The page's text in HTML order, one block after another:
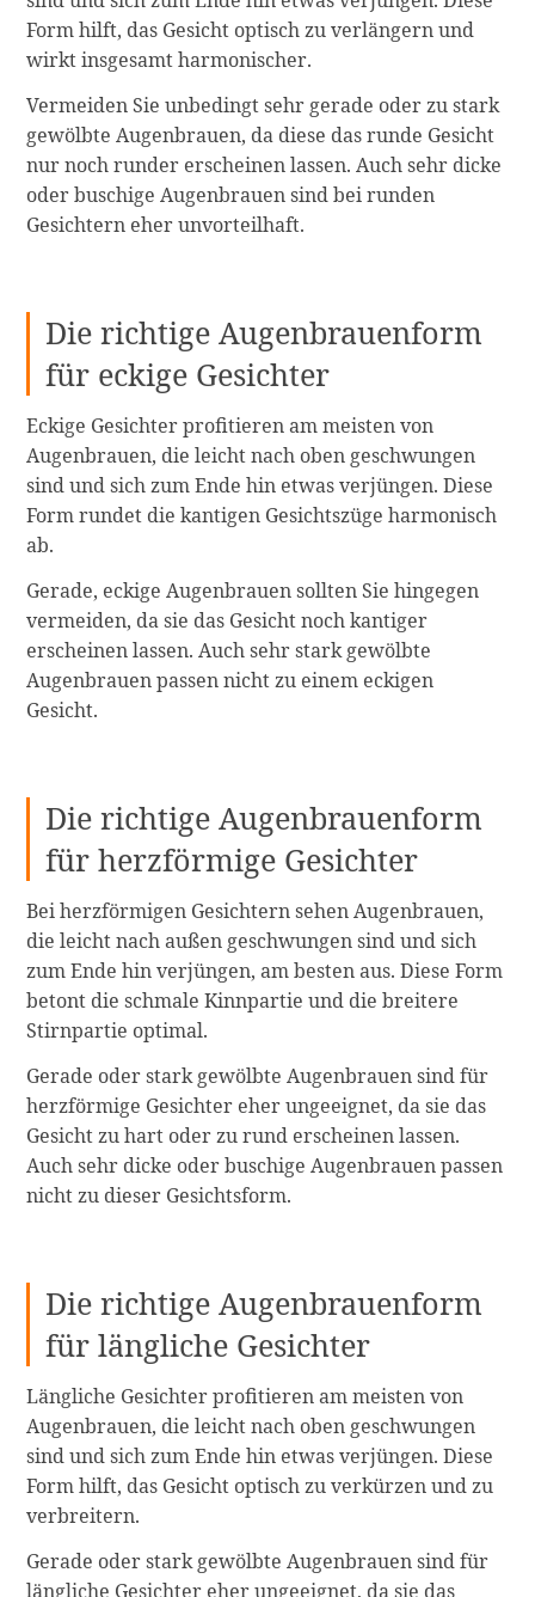
Form hilft, das Gesicht optisch zu verlängern und
wirkt insgesamt harmonischer.
Vermeiden Sie unbedingt sehr gerade oder zu stark
gewölbte Augenbrauen, da diese das runde Gesicht
nur noch runder erscheinen lassen. Auch sehr dicke
oder buschige Augenbrauen sind bei runden
Gesichtern eher unvorteilhaft.
Die richtige Augenbrauenform
für eckige Gesichter
Eckige Gesichter profitieren am meisten von
Augenbrauen, die leicht nach oben geschwungen
sind und sich zum Ende hin etwas verjüngen. Diese
Form rundet die kantigen Gesichtszüge harmonisch
ab.
Gerade, eckige Augenbrauen sollten Sie hingegen
vermeiden, da sie das Gesicht noch kantiger
erscheinen lassen. Auch sehr stark gewölbte
Augenbrauen passen nicht zu einem eckigen
Gesicht.
Die richtige Augenbrauenform
für herzförmige Gesichter
Bei herzförmigen Gesichtern sehen Augenbrauen,
die leicht nach außen geschwungen sind und sich
zum Ende hin verjüngen, am besten aus. Diese Form
betont die schmale Kinnpartie und die breitere
Stirnpartie optimal.
Gerade oder stark gewölbte Augenbrauen sind für
herzförmige Gesichter eher ungeeignet, da sie das
Gesicht zu hart oder zu rund erscheinen lassen.
Auch sehr dicke oder buschige Augenbrauen passen
nicht zu dieser Gesichtsform.
Die richtige Augenbrauenform
für längliche Gesichter
Längliche Gesichter profitieren am meisten von
Augenbrauen, die leicht nach oben geschwungen
sind und sich zum Ende hin etwas verjüngen. Diese
Form hilft, das Gesicht optisch zu verkürzen und zu
verbreitern.
Gerade oder stark gewölbte Augenbrauen sind für
längliche Gesichter eher ungeeignet, da sie das